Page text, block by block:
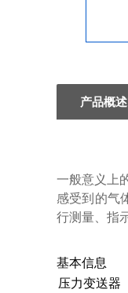
产品概述
一般意义上
感受到的气
行测量、
基本信息
压力变送器